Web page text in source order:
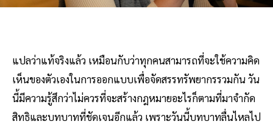
แปลว่าแท้จริงแล้ว เหมือนกับว่าทุกคนสามารถที่จะใช้ความคิด
เห็นของตัวเองในการออกแบบเพื่อจัดสรรทรัพยากรรวมกัน วัน
นี้มีความรู้สึกว่าไม่ควรที่จะสร้างกฎหมายอะไรก็ตามที่มาจำกัด
สิทธิและบทบาทที่ชัดเจนอีกแล้ว เพราะวันนี้บทบาทลื่นไหลไป